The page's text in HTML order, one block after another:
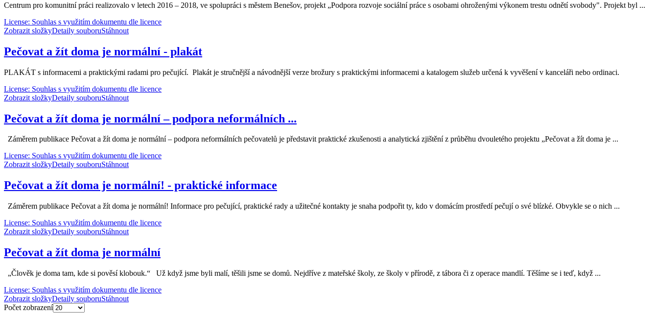
Centrum pro komunitní práci realizovalo v letech 2016 – 2018, ve spolupráci s městem Benešov, projekt „Podpora rozvoje sociální práce s osobami ohroženými výkonem trestu odnětí svobody". Projekt byl ...
License: Souhlas s využitím dokumentu dle licence
Zobrazit složkyDetaily souboruStáhnout
Pečovat a žít doma je normální - plakát
PLAKÁT s informacemi a praktickými radami pro pečující. Plakát je stručnější a návodnější verze brožury s praktickými informacemi a katalogem služeb určená k vyvěšení v kanceláři nebo ordinaci.
License: Souhlas s využitím dokumentu dle licence
Zobrazit složkyDetaily souboruStáhnout
Pečovat a žít doma je normální – podpora neformálních ...
Záměrem publikace Pečovat a žít doma je normální – podpora neformálních pečovatelů je představit praktické zkušenosti a analytická zjištění z průběhu dvouletého projektu „Pečovat a žít doma je ...
License: Souhlas s využitím dokumentu dle licence
Zobrazit složkyDetaily souboruStáhnout
Pečovat a žít doma je normální! - praktické informace
Záměrem publikace Pečovat a žít doma je normální! Informace pro pečující, praktické rady a užitečné kontakty je snaha podpořit ty, kdo v domácím prostředí pečují o své blízké. Obvykle se o nich ...
License: Souhlas s využitím dokumentu dle licence
Zobrazit složkyDetaily souboruStáhnout
Pečovat a žít doma je normální
„Člověk je doma tam, kde si pověsí klobouk.“ Už když jsme byli malí, těšili jsme se domů. Nejdříve z mateřské školy, ze školy v přírodě, z tábora či z operace mandlí. Těšíme se i teď, když ...
License: Souhlas s využitím dokumentu dle licence
Zobrazit složkyDetaily souboruStáhnout
Počet zobrazení